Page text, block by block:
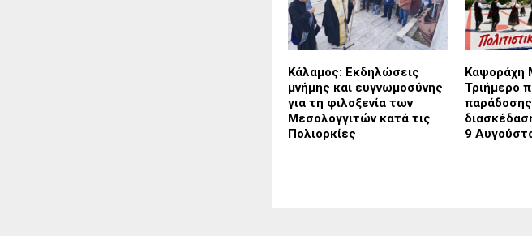
Κάλαμος: Εκδηλώσεις
μνήμης και ευγνωμοσύνης
για τη φιλοξενία των
Μεσολογγιτών κατά τις
Πολιορκίες
Καψοράχη
Τριήμερο
παράδοσης
9